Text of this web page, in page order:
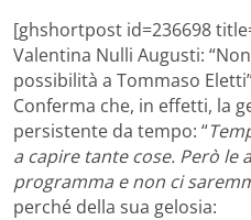
[ghshortpost id=236698
Valentina Nulli Augusti:
possibilità a Tommaso
Conferma che, in effetti, la
persistente da tempo: “
a capire tante cose. Però le
programma e non ci
perché della sua gelosia: